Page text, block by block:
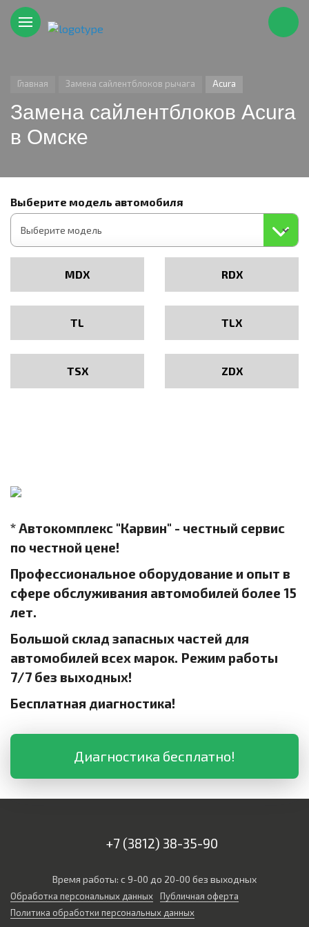
Главная Замена сайлентблоков рычага Acura
Замена сайлентблоков Acura
в Омске
Выберите модель автомобиля
MDX RDX
TL TLX
TSX ZDX
* Автокомплекс "Карвин" - честный сервис
по честной цене!
Профессиональное оборудование и опыт в
сфере обслуживания автомобилей более 15
лет.
Большой склад запасных частей для
автомобилей всех марок. Режим работы
7/7 без выходных!
Бесплатная диагностика!
Диагностика бесплатно!
+7 (3812) 38-35-90
Время работы: с 9-00 до 20-00 без выходных
Обработка персональных данных
Публичная оферта
Политика обработки персональных данных